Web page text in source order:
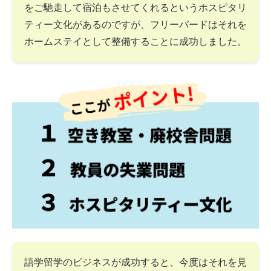
をご馳走して宿泊もさせてくれるというホスピタリ
ティー文化があるのですが、フリーバードはそれを
ホームステイとして整備することに成功しました。
語学留学のビジネスが成功すると、今度はそれを見